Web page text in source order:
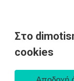
Στο
cookies
AΡΧΙΚΗ
ΕΙΔΗΣΕΙΣ